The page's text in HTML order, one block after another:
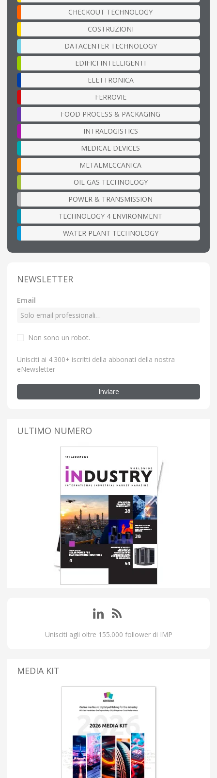
CHECKOUT TECHNOLOGY
COSTRUZIONI
DATACENTER TECHNOLOGY
EDIFICI INTELLIGENTI
ELETTRONICA
FERROVIE
FOOD PROCESS & PACKAGING
INTRALOGISTICS
MEDICAL DEVICES
METALMECCANICA
OIL GAS TECHNOLOGY
POWER & TRANSMISSION
TECHNOLOGY 4 ENVIRONMENT
WATER PLANT TECHNOLOGY
NEWSLETTER
Email
Non sono un robot.
Unisciti ai 4.300+ iscritti della abbonati della nostra
eNewsletter
Inviare
ULTIMO NUMERO
Unisciti agli oltre 155.000 follower di IMP
MEDIA KIT